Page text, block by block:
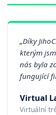
„Díky
kterým
nás byla
fungující
Virtual
Virtuální